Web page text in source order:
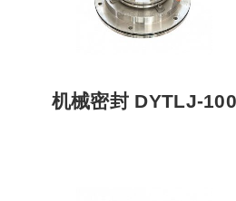
机械密封 DYTLJ-100